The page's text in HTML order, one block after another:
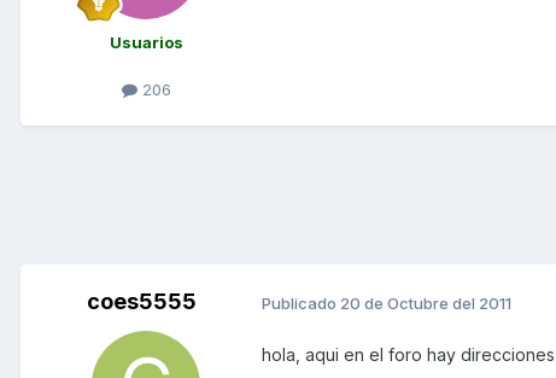
Usuarios
206
coes5555 Publicado 20 de Octubre del 2011
hola, aqui en el foro hay